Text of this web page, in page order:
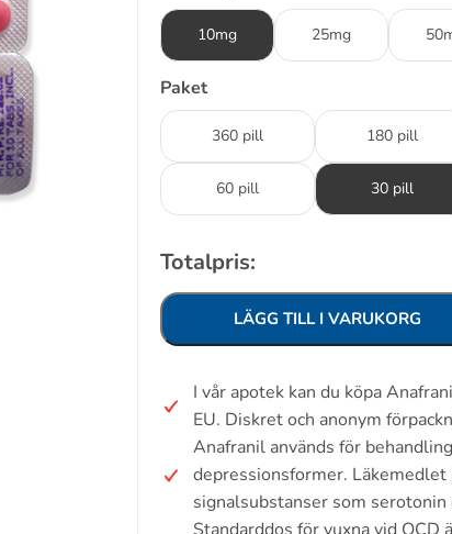
10mg 25mg
Paket
360 pill 180 pill
60 pill 30 pill
Totalpris:
LÄGG TILL I VARUKORG
I vår apotek kan du köpa
EU. Diskret och anonym
Anafranil används för
depressionsformer.
signalsubstanser som serotonin